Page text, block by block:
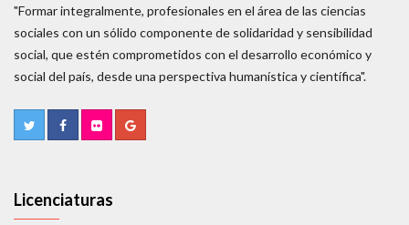
"Formar integralmente, profesionales en el área de las ciencias
sociales con un sólido componente de solidaridad y sensibilidad
social, que estén comprometidos con el desarrollo económico y
social del país, desde una perspectiva humanística y científica".
Licenciaturas